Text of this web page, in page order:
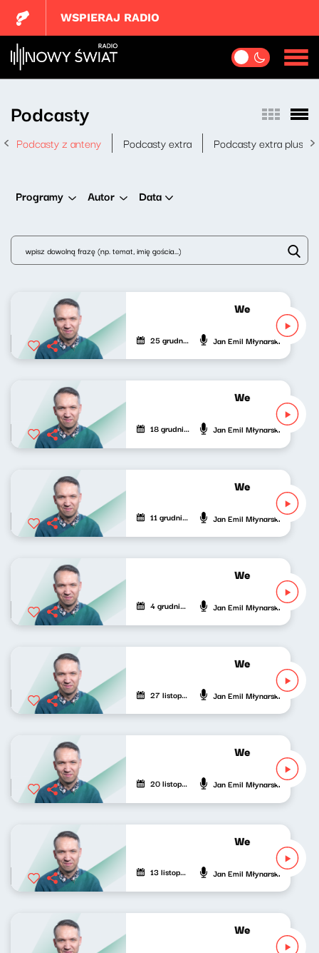
WSPIERAJ RADIO
Podcasty
Podcasty z anteny Podcasty extra Podcasty extra plus
Programy Autor Data
Wesoła fala
25 grudnia 2022 Jan Emil Młynarski
Wesoła fala
18 grudnia 2022 Jan Emil Młynarski
Wesoła fala
11 grudnia 2022 Jan Emil Młynarski
Wesoła fala
4 grudnia 2022 Jan Emil Młynarski
Wesoła fala
27 listopada 2022 Jan Emil Młynarski
Wesoła fala
20 listopada 2022 Jan Emil Młynarski
Wesoła fala
13 listopada 2022 Jan Emil Młynarski
Wesoła fala